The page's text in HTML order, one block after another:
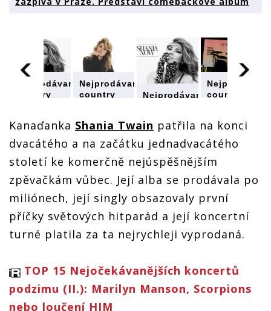
Nejprodávanější
country
Twain
zazpívá v
Praze.
Představí
album
Nejprodávanější
country
Twain
zazpívá v
Praze.
Představí
comebackové
album
Nejprodávanější
Shania
Twain
zazpívá v
Praze.
Představí
comebackové
country
Twain
zazpívá v
Praze.
Představí
album
Kanaďanka Shania Twain patřila na konci
dvacátého a na začátku jednadvacátého
století ke komerčně nejúspěšnějším
zpěvačkám vůbec. Její alba se prodávala po
miliónech, její singly obsazovaly první
příčky světových hitparád a její koncertní
turné platila za ta nejrychleji vyprodaná.
TOP 15 Nejočekávanějších koncertů
podzimu (II.): Marilyn Manson, Scorpions
nebo loučení HIM